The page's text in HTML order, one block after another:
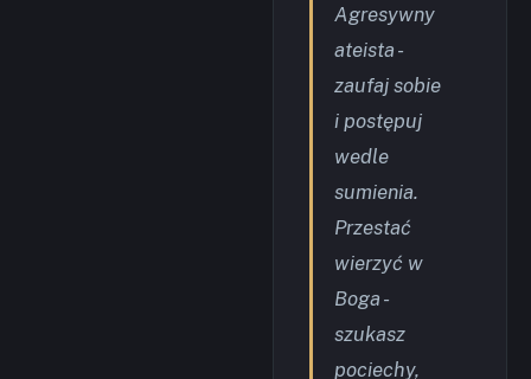
Agresywny
ateista -
zaufaj sobie
i postępuj
wedle
sumienia.
Przestać
wierzyć w
Boga -
szukasz
pociechy,